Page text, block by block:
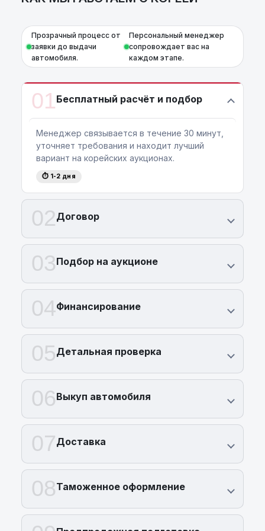
Прозрачный процесс от
заявки до выдачи
автомобиля.
Персональный менеджер
сопровождает вас на
каждом этапе.
01Бесплатный расчёт и подбор
Менеджер связывается в течение 30 минут,
уточняет требования и находит лучший
вариант на корейских аукционах.
⏱ 1-2 дня
02Договор
03Подбор на аукционе
04Финансирование
05Детальная проверка
06Выкуп автомобиля
07Доставка
08Таможенное оформление